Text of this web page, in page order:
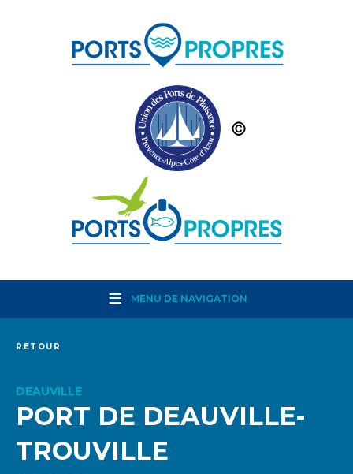
MENU DE NAVIGATION
RETOUR
DEAUVILLE
PORT DE DEAUVILLE-
TROUVILLE